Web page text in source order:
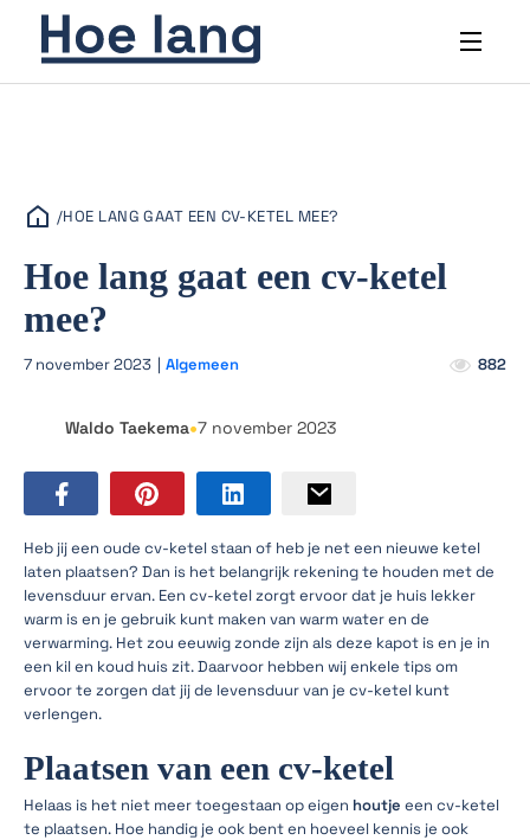
/HOE LANG GAAT EEN CV-KETEL MEE?
Hoe lang gaat een cv-ketel
mee?
7 november 2023 | Algemeen 882
Waldo Taekema•7 november 2023
Heb jij een oude cv-ketel staan of heb je net een nieuwe ketel
laten plaatsen? Dan is het belangrijk rekening te houden met de
levensduur ervan. Een cv-ketel zorgt ervoor dat je huis lekker
warm is en je gebruik kunt maken van warm water en de
verwarming. Het zou eeuwig zonde zijn als deze kapot is en je in
een kil en koud huis zit. Daarvoor hebben wij enkele tips om
ervoor te zorgen dat jij de levensduur van je cv-ketel kunt
verlengen.
Plaatsen van een cv-ketel
Helaas is het niet meer toegestaan op eigen houtje een cv-ketel
te plaatsen. Hoe handig je ook bent en hoeveel kennis je ook